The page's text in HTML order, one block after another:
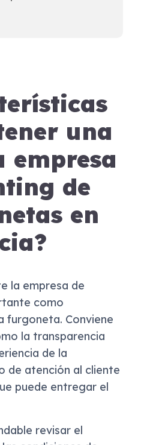
una
empresa
de
en
la empresa de
como
furgoneta. Conviene
la transparencia
de la
de atención al cliente
puede entregar el
revisar el